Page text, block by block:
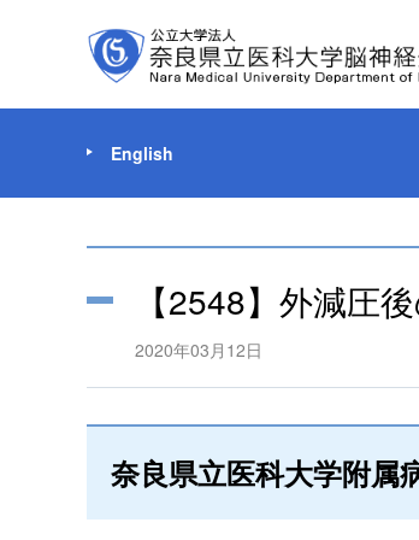
English
【2548】外減圧
2020年03月12日
奈良県立医科大学附属